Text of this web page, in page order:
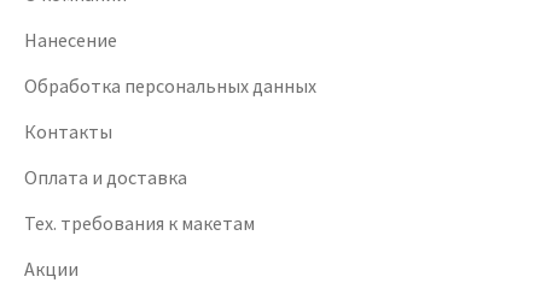
Нанесение
Обработка персональных данных
Контакты
Оплата и доставка
Тех. требования к макетам
Акции